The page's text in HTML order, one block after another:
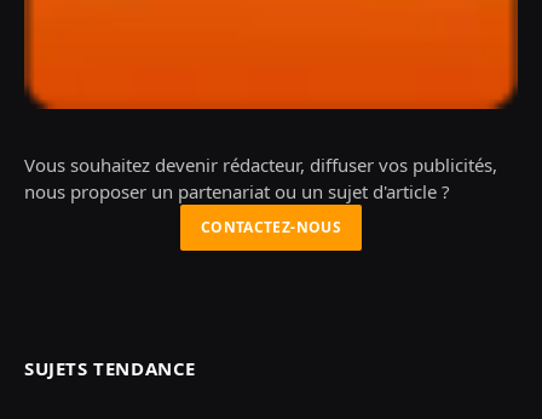
Vous souhaitez devenir rédacteur, diffuser vos publicités,
nous proposer un partenariat ou un sujet d'article ?
CONTACTEZ-NOUS
SUJETS TENDANCE